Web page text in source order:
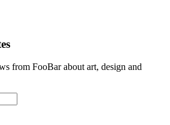
from FooBar about art, design and